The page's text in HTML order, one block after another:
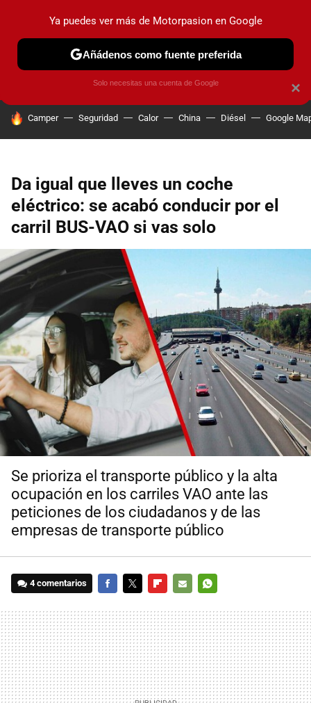
PRUEBAS COCHES ELÉCTRICOS OBSERVATORIO
HOY SE HABLA DE
Camper Seguridad Calor China Diésel Google
Da igual que lleves un coche
eléctrico: se acabó conducir por el
carril BUS-VAO si vas solo
Se prioriza el transporte público y la alta
ocupación en los carriles VAO ante las
peticiones de los ciudadanos y de las
empresas de transporte público
4 comentarios
MAIL
×
Ya puedes ver más de Motorpasion en Google
Añádenos como fuente preferida
Solo necesitas una cuenta de Google